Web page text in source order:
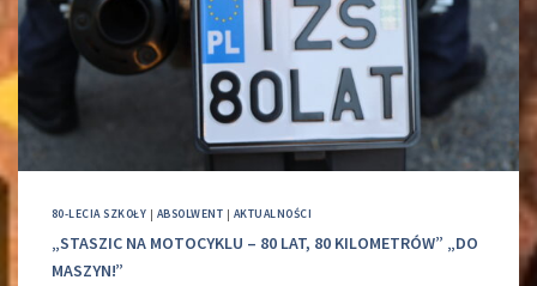
80-LECIA SZKOŁY | ABSOLWENT | AKTUALNOŚCI
„STASZIC NA MOTOCYKLU – 80 LAT, 80 KILOMETRÓW” „DO
MASZYN!”